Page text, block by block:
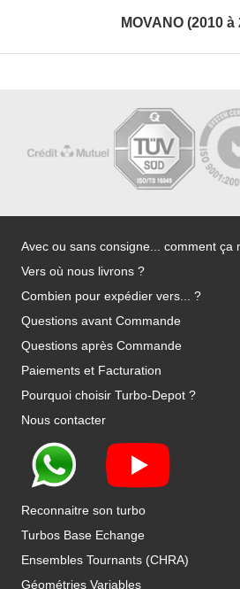
MOVANO (2010 à
Avec ou sans consigne... comment ça
Vers où nous livrons ?
Combien pour expédier vers... ?
Questions avant Commande
Questions après Commande
Paiements et Facturation
Pourquoi choisir Turbo-Depot ?
Nous contacter
Reconnaitre son turbo
Turbos Base Echange
Ensembles Tournants (CHRA)
Géométries Variables